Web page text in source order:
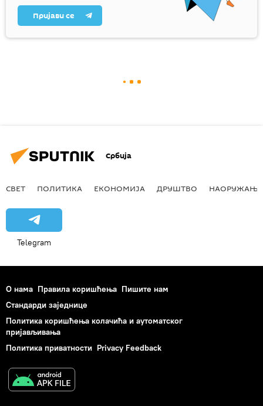
Пријави се
Србија
СВЕТ ПОЛИТИКА ЕКОНОМИЈА ДРУШТВО НАОРУЖАЊЕ
Telegram
О нама Правила коришћења Пишите нам
Стандарди заједнице
Политика коришћења колачића и аутоматског
пријављивања
Политика приватности Privacy Feedback